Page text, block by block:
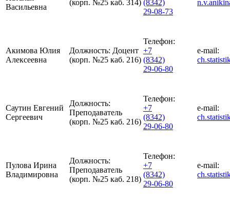
Васильевна
(корп. №25 каб. 314) (8342)
29-08-73
Акимова Юлия
Алексеевна
Должность: Доцент
(корп. №25 каб. 216)
Телефон:
+7
(8342)
29-06-80
e-mail:
Саутин Евгений
Сергеевич
Должность:
Преподаватель
(корп. №25 каб. 216)
Телефон:
+7
(8342)
29-06-80
e-mail:
Пулова Ирина
Владимировна
Должность:
Преподаватель
(корп. №25 каб. 218)
Телефон:
+7
(8342)
29-06-80
e-mail: